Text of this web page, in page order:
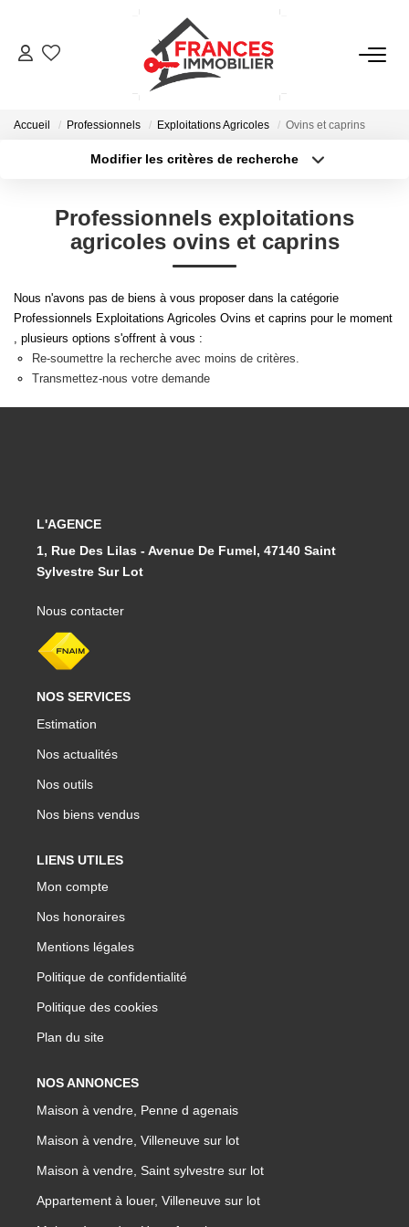
NOTRE AGENCE
CONTACT
Accueil Professionnels Exploitations Agricoles Ovins et caprins
Modifier les critères de recherche
Sélectionnez...
Type de bien
Surface min
Créer une alerte
Professionnels exploitations
agricoles ovins et caprins
Nous n'avons pas de biens à vous proposer dans la catégorie
Professionnels Exploitations Agricoles Ovins et caprins pour le moment
, plusieurs options s'offrent à vous :
Re-soumettre la recherche avec moins de critères.
Transmettez-nous votre demande
L'AGENCE
1, Rue Des Lilas - Avenue De Fumel, 47140 Saint
Sylvestre Sur Lot
Nous contacter
NOS SERVICES
Estimation
Nos actualités
Nos outils
Nos biens vendus
LIENS UTILES
Mon compte
Nos honoraires
Mentions légales
Politique de confidentialité
Politique des cookies
Plan du site
NOS ANNONCES
Maison à vendre, Penne d agenais
Maison à vendre, Villeneuve sur lot
Maison à vendre, Saint sylvestre sur lot
Appartement à louer, Villeneuve sur lot